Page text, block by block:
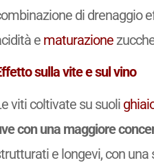
di drenaggio
e maturazione
sulla vite e sul vino
viti coltivate su suoli
con una maggiore
e longevi, con